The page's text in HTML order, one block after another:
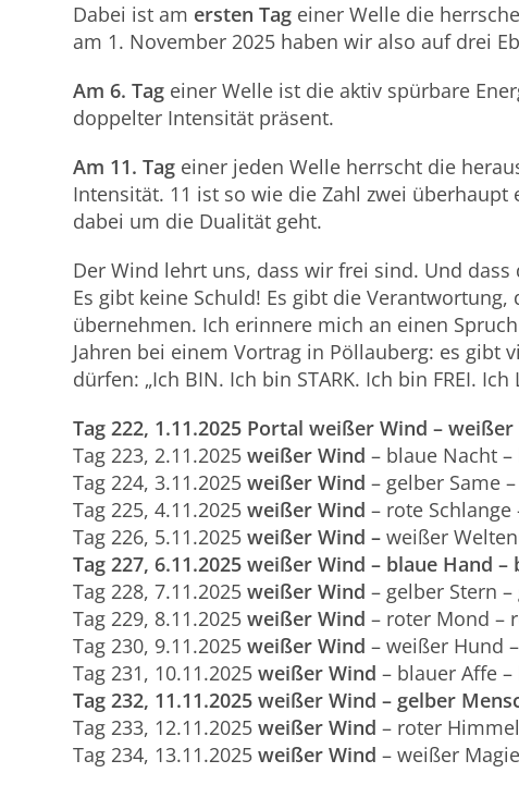
Dabei ist am ersten Tag einer Welle die
am 1. November 2025 haben wir also auf drei
Am 6. Tag einer Welle ist die aktiv spürbare
doppelter Intensität präsent.
Am 11. Tag einer jeden Welle herrscht die
Intensität. 11 ist so wie die Zahl zwei
dabei um die Dualität geht.
Der Wind lehrt uns, dass wir frei sind. Und
Es gibt keine Schuld! Es gibt die
übernehmen. Ich erinnere mich an einen
Jahren bei einem Vortrag in Pöllauberg: es gibt
dürfen: „Ich BIN. Ich bin STARK. Ich bin FREI. Ich
Tag222, 1.11.2025 Portal weißer Wind –
Tag 223, 2.11.2025weißer Wind – blaue Nacht
Tag 224, 3.11.2025weißer Wind – gelber Same
Tag 225, 4.11.2025weißer Wind – rote
Tag 226, 5.11.2025weißer Wind – weißer
Tag227,6.11.2025weißer Wind – blaue Hand –
Tag 228, 7.11.2025weißer Wind – gelber Stern
Tag 229, 8.11.2025weißer Wind– roter Mond –
Tag 230, 9.11.2025weißer Wind – weißer Hund
Tag 231, 10.11.2025weißer Wind – blauer Affe
Tag232, 11.11.2025weißer Wind – gelber
Tag 233, 12.11.2025weißer Wind – roter
Tag 234, 13.11.2025weißer Wind – weißer